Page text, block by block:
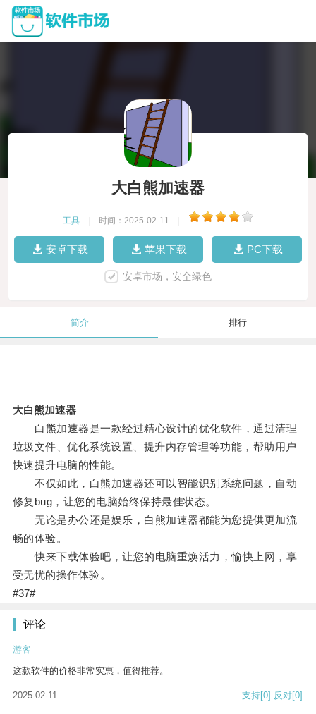
大白熊加速器
工具 时间：2025-02-11
安卓下载 苹果下载 PC下载
安卓市场，安全绿色
简介 排行
大白熊加速器
白熊加速器是一款经过精心设计的优化软件，通过清理
垃圾文件、优化系统设置、提升内存管理等功能，帮助用户
快速提升电脑的性能。
不仅如此，白熊加速器还可以智能识别系统问题，自动
修复bug，让您的电脑始终保持最佳状态。
无论是办公还是娱乐，白熊加速器都能为您提供更加流
畅的体验。
快来下载体验吧，让您的电脑重焕活力，愉快上网，享
受无忧的操作体验。
#37#
评论
游客
这款软件的价格非常实惠，值得推荐。
2025-02-11 支持[0] 反对[0]